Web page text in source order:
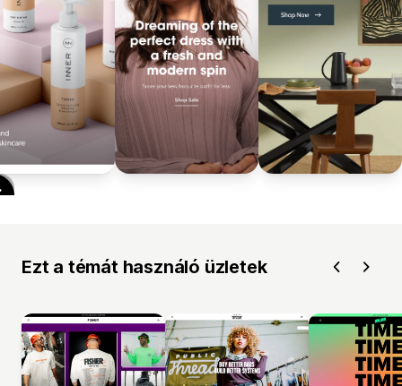
Ezt a témát használó üzletek